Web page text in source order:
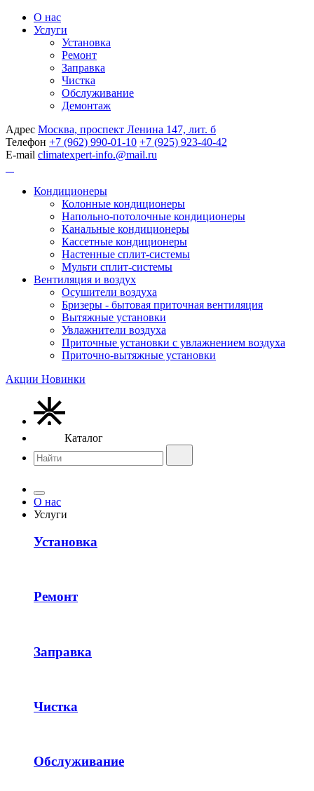
О нас
Услуги
Установка
Ремонт
Заправка
Чистка
Обслуживание
Демонтаж
Адрес Москва, проспект Ленина 147, лит. б
Телефон +7 (962) 990-01-10 +7 (925) 923-40-42
E-mail climatexpert-info.@mail.ru
Кондиционеры
Колонные кондиционеры
Напольно-потолочные кондиционеры
Канальные кондиционеры
Кассетные кондиционеры
Настенные сплит-системы
Мульти сплит-системы
Вентиляция и воздух
Осушители воздуха
Бризеры - бытовая приточная вентиляция
Вытяжные установки
Увлажнители воздуха
Приточные установки с увлажнением воздуха
Приточно-вытяжные установки
Акции Новинки
Каталог
О нас
Услуги
Установка
Ремонт
Заправка
Чистка
Обслуживание